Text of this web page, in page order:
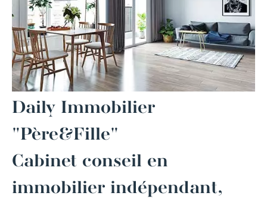
Daily Immobilier
"Père&Fille"
Cabinet conseil en
immobilier indépendant,